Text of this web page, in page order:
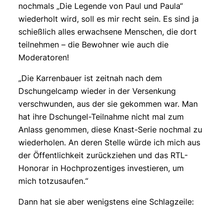
nochmals „Die Legende von Paul und Paula“
wiederholt wird, soll es mir recht sein. Es sind ja
schießlich alles erwachsene Menschen, die dort
teilnehmen – die Bewohner wie auch die
Moderatoren!
„Die Karrenbauer ist zeitnah nach dem
Dschungelcamp wieder in der Versenkung
verschwunden, aus der sie gekommen war. Man
hat ihre Dschungel-Teilnahme nicht mal zum
Anlass genommen, diese Knast-Serie nochmal zu
wiederholen. An deren Stelle würde ich mich aus
der Öffentlichkeit zurückziehen und das RTL-
Honorar in Hochprozentiges investieren, um
mich totzusaufen.“
Dann hat sie aber wenigstens eine Schlagzeile: